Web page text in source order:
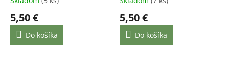
5,50 €
Do košíka
5,50 €
Do košíka